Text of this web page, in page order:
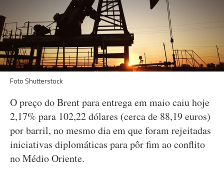
Foto Shutterstock
O preço do Brent para entrega em maio caiu hoje
2,17% para 102,22 dólares (cerca de 88,19 euros)
por barril, no mesmo dia em que foram rejeitadas
iniciativas diplomáticas para pôr fim ao conflito
no Médio Oriente.